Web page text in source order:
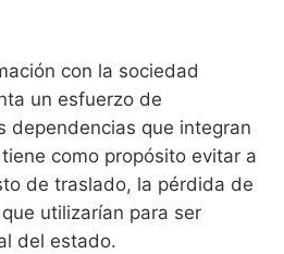
con la sociedad
un esfuerzo de
dependencias que integran
como propósito evitar a
de traslado, la pérdida de
utilizarían para ser
del estado.